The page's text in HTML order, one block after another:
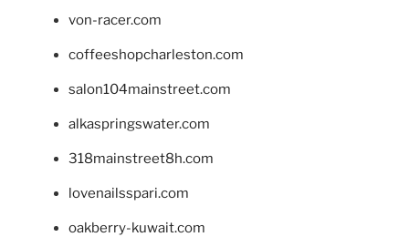
von-racer.com
coffeeshopcharleston.com
salon104mainstreet.com
alkaspringswater.com
318mainstreet8h.com
lovenailsspari.com
oakberry-kuwait.com